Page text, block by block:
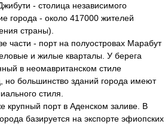
- столица независимого
города - около 417000 жителей
страны).
части - порт на полуостровах Марабут
и жилые кварталы. У берега
в неомавританском стиле
но большинство зданий города имеют
стиля.
крупный порт в Аденском заливе. В
базируется на экспорте эфиопских